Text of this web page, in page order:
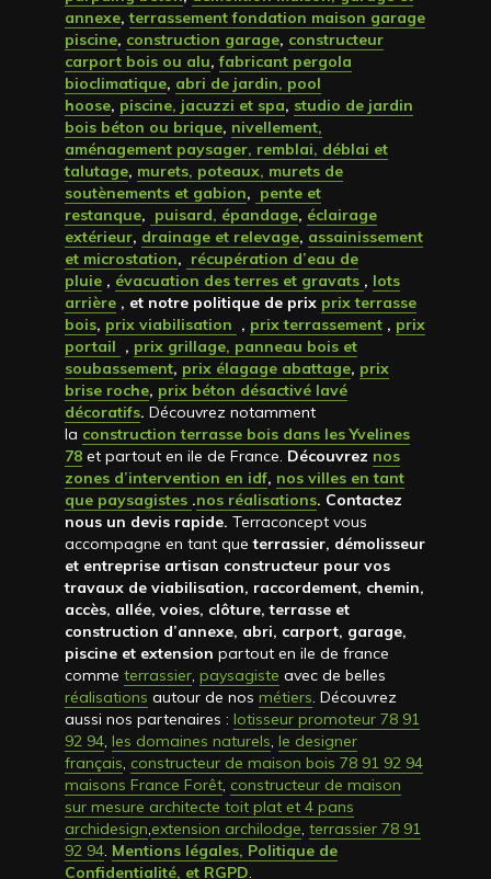
annexe,terrassement fondation maison garage
piscine, construction garage, constructeur
carport bois ou alu,fabricant pergola
bioclimatique, abri de jardin, pool
hoose, piscine, jacuzzi et spa, studio de jardin
bois béton ou brique, nivellement,
aménagement paysager, remblai, déblai et
talutage, murets, poteaux, murets de
soutènements et gabion, pente et
restanque, puisard, épandage, éclairage
extérieur, drainage et relevage, assainissement
et microstation, récupération d’eau de
pluie , évacuation des terres et gravats , lots
arrière , et notre politique de prix prix terrasse
bois, prix viabilisation , prix terrassement , prix
portail , prix grillage, panneau bois et
soubassement, prix élagage abattage, prix
brise roche, prix béton désactivé lavé
décoratifs. Découvrez notamment
la construction terrasse bois dans les Yvelines
78 et partout en ile de France. Découvrez nos
zones d’intervention en idf, nos villes en tant
que paysagistes .nos réalisations. Contactez
nous un devis rapide. Terraconcept vous
accompagne en tant queterrassier, démolisseur
et entreprise artisan constructeur pour vos
travaux de viabilisation, raccordement, chemin,
accès, allée, voies, clôture, terrasse et
construction d’annexe, abri, carport, garage,
piscine et extension partout en ile de france
comme terrassier, paysagiste avec de belles
réalisations autour de nos métiers. Découvrez
aussi nos partenaires : lotisseur promoteur 78 91
92 94, les domaines naturels, le designer
français, constructeur de maison bois 78 91 92 94
maisons France Forêt, constructeur de maison
sur mesure architecte toit plat et 4 pans
archidesign,extension archilodge, terrassier 78 91
92 94. Mentions légales, Politique de
Confidentialité, et RGPD.